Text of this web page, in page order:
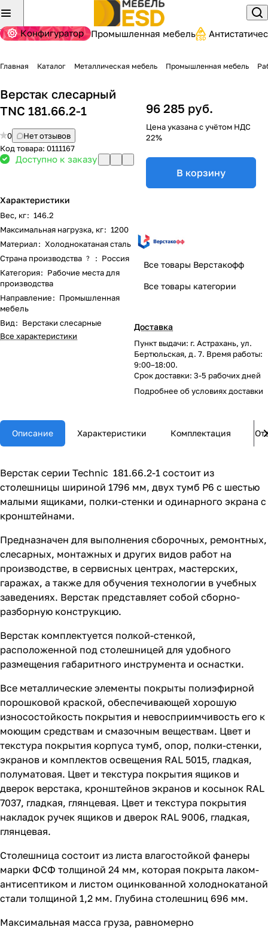
Конфигуратор Промышленная мебель
Главная Каталог Металлическая мебель Промышленная мебель
Верстак слесарный
TNC 181.66.2-1
0
Нет отзывов
Код товара: 0111167
Доступно к заказу
Характеристики
Вес, кг: 146.2
Максимальная нагрузка, кг: 1200
Материал: Холоднокатаная сталь
Страна производства ? : Россия
Категория: Рабочие места для
производства
Направление: Промышленная
мебель
Вид: Верстаки слесарные
Все характеристики
96 285 руб.
Цена указана с учётом НДС
22%
В корзину
Все товары Верстакофф
Все товары категории
Доставка
Пункт выдачи: г. Астрахань, ул.
Бертюльская, д. 7. Время работы:
9:00–18:00.
Срок доставки: 3-5 рабочих дней
Подробнее обусловиях доставки
Описание Характеристики Комплектация
Верстак серии Technic 181.66.2-1 состоит из
столешницы шириной 1796 мм, двух тумб P6 с шестью
малыми ящиками, полки-стенки и одинарного экрана с
кронштейнами.
Предназначен для выполнения сборочных, ремонтных,
слесарных, монтажных и других видов работ на
производстве, в сервисных центрах, мастерских,
гаражах, а также для обучения технологии в учебных
заведениях. Верстак представляет собой сборно-
разборную конструкцию.
Верстак комплектуется полкой-стенкой,
расположенной под столешницей для удобного
размещения габаритного инструмента и оснастки.
Все металлические элементы покрыты полиэфирной
порошковой краской, обеспечивающей хорошую
износостойкость покрытия и невосприимчивость его к
моющим средствам и смазочным веществам. Цвет и
текстура покрытия корпуса тумб, опор, полки-стенки,
экранов и комплектов освещения RAL 5015, гладкая,
полуматовая. Цвет и текстура покрытия ящиков и
дверок верстака, кронштейнов экранов и косынок RAL
7037, гладкая, глянцевая. Цвет и текстура покрытия
накладок ручек ящиков и дверок RAL 9006, гладкая,
глянцевая.
Столешница состоит из листа влагостойкой фанеры
марки ФСФ толщиной 24 мм, которая покрыта лаком-
антисептиком и листом оцинкованной холоднокатаной
стали толщиной 1,2 мм. Глубина столешниц 696 мм.
Максимальная масса груза, равномерно